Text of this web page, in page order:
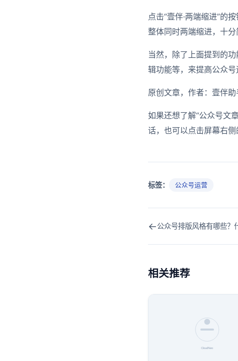
点击“壹伴·两端缩进”的
整体同时两端缩进，十分
当然，除了上面提到的
辑功能等，来提高公众
原创文章，作者：壹伴
如果还想了解“公众号文
话，也可以点击屏幕右侧
标签： 公众号运营
←
相关推荐